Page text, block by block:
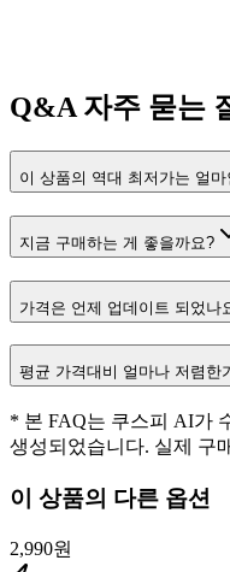
Q&A자주 묻는
이 상품의 역대 최저가는 얼마
지금 구매하는 게 좋을까요?
가격은 언제 업데이트 되었나
평균 가격대비 얼마나 저렴한
* 본 FAQ는 쿠스피 AI가
생성되었습니다. 실제 구
이 상품의 다른 옵션
2,990원